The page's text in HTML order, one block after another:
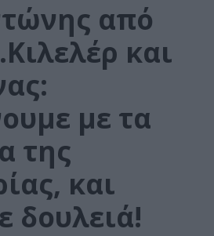
από
και
με τα
της
και
δουλειά!